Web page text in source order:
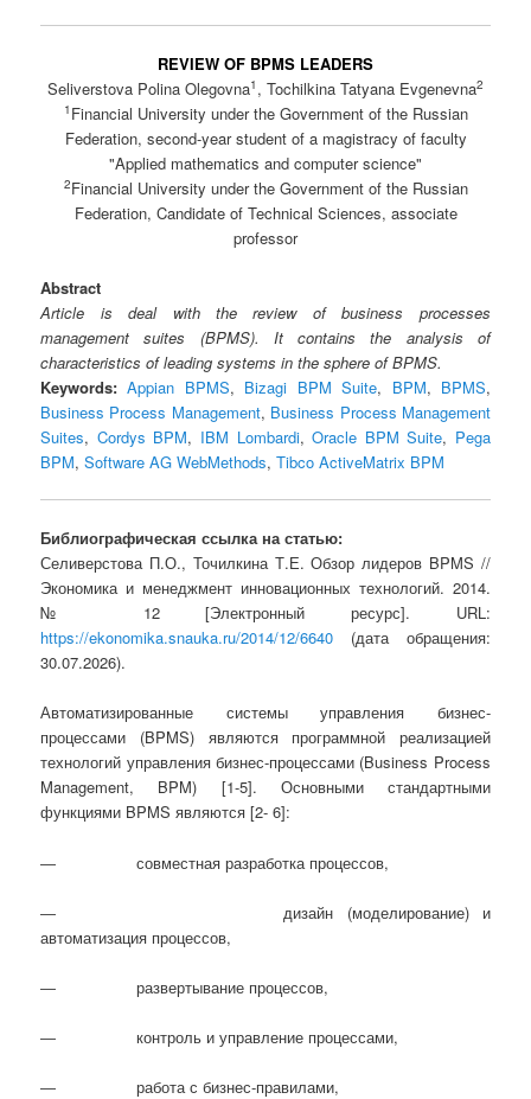
REVIEW OF BPMS LEADERS
Seliverstova Polina Olegovna1 , Tochilkina Tatyana Evgenevna2
1 Financial University under the Government of the Russian
Federation, second-year student of a magistracy of faculty
"Applied mathematics and computer science"
2Financial University under the Government of the Russian
Federation, Candidate of Technical Sciences, associate
professor
Abstract
Article is deal with the review of business processes
management suites (BPMS). It contains the analysis of
characteristics of leading systems in the sphere of BPMS.
Keywords: Appian BPMS, Bizagi BPM Suite, BPM, BPMS,
Business Process Management, Business Process Management
Suites, Cordys BPM, IBM Lombardi,Oracle BPM Suite, Pega
BPM,Software AG WebMethods,Tibco ActiveMatrix BPM
Библиографическая ссылка на статью:
Селиверстова П.О., Точилкина Т.Е. Обзор лидеров BPMS //
Экономика и менеджмент инновационных технологий. 2014.
№ 12 [Электронный ресурс]. URL:
https://ekonomika.snauka.ru/2014/12/6640 (дата обращения:
30.07.2026).
Автоматизированные системы управления бизнес-
процессами (BPMS) являются программной реализацией
технологий управления бизнес-процессами (Business Process
Management, BPM) [1-5]. Основными стандартными
функциями BPMS являются [2- 6]:
― совместная разработка процессов,
― дизайн (моделирование) и
автоматизация процессов,
― развертывание процессов,
― контроль и управление процессами,
― работа с бизнес-правилами,